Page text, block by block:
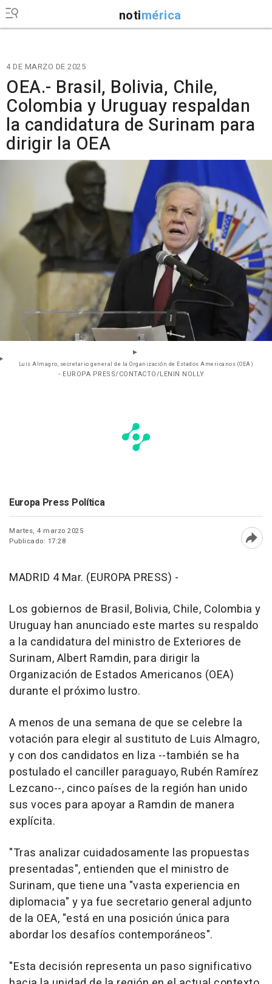
notimérica
4 DE MARZO DE 2025
OEA.- Brasil, Bolivia, Chile,
Colombia y Uruguay respaldan
la candidatura de Surinam para
dirigir la OEA
Luis Almagro, secretario general de la Organización de Estados Americanos (OEA)
- EUROPA PRESS/CONTACTO/LENIN NOLLY
Europa Press Política
Martes, 4 marzo 2025
Publicado: 17:28
MADRID 4 Mar. (EUROPA PRESS) -
Los gobiernos de Brasil, Bolivia, Chile, Colombia y
Uruguay han anunciado este martes su respaldo
a la candidatura del ministro de Exteriores de
Surinam, Albert Ramdin, para dirigir la
Organización de Estados Americanos (OEA)
durante el próximo lustro.
A menos de una semana de que se celebre la
votación para elegir al sustituto de Luis Almagro,
y con dos candidatos en liza --también se ha
postulado el canciller paraguayo, Rubén Ramírez
Lezcano--, cinco países de la región han unido
sus voces para apoyar a Ramdin de manera
explícita.
"Tras analizar cuidadosamente las propuestas
presentadas", entienden que el ministro de
Surinam, que tiene una "vasta experiencia en
diplomacia" y ya fue secretario general adjunto
de la OEA, "está en una posición única para
abordar los desafíos contemporáneos".
"Esta decisión representa un paso significativo